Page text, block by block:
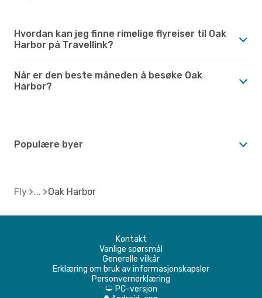
Hvordan kan jeg finne rimelige flyreiser til Oak
Harbor på Travellink?
Når er den beste måneden å besøke Oak
Harbor?
Populære byer
Fly Oak Harbor
Kontakt
Vanlige spørsmål
Generelle vilkår
Erklæring om bruk av informasjonskapsler
Personvernerklæring
d PC-versjon